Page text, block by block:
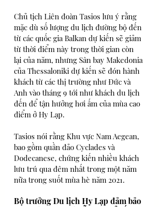
Chủ tịch Liên đoàn Tasios lưu ý rằng
mặc dù số lượng du lịch đường bộ đến
từ các quốc gia Balkan dự kiến ​​sẽ giảm
từ thời điểm này trong thời gian còn
lại của năm, nhưng Sân bay Makedonia
của Thessaloniki dự kiến ​​sẽ đón hành
khách từ các thị trường như Đức và
Anh vào tháng 9 tới như khách du lịch
đến để tận hưởng hơi ấm của mùa cao
điểm ở Hy Lạp.
Tasios nói rằng Khu vực Nam Aegean,
bao gồm quần đảo Cyclades và
Dodecanese, chứng kiến ​​nhiều khách
lưu trú qua đêm nhất trong một năm
nữa trong suốt mùa hè năm 2021.
Bộ trưởng Du lịch Hy Lạp đảm bảo